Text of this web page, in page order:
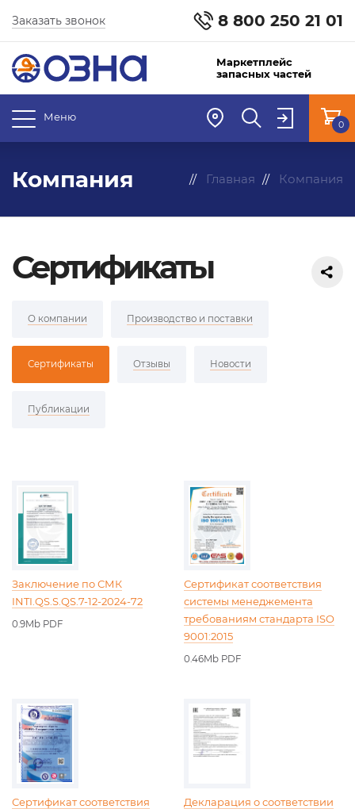
8 800 250 21 01
Заказать звонок
Маркетплейс
запасных частей
Меню
0
Компания Главная Компания
Сертификаты
О компании Производство и поставки
Сертификаты Отзывы Новости
Публикации
Заключение по СМК
INTI.QS.S.QS.7-12-2024-72
0.9Mb PDF
Сертификат соответствия
системы менеджемента
требованиям стандарта ISO
9001:2015
0.46Mb PDF
Сертификат соответствия
Декларация о соответствии